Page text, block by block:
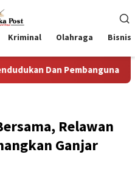
Kriminal Olahraga Bisnis
Pembangunan Keluarga
Relawan
Ganjar